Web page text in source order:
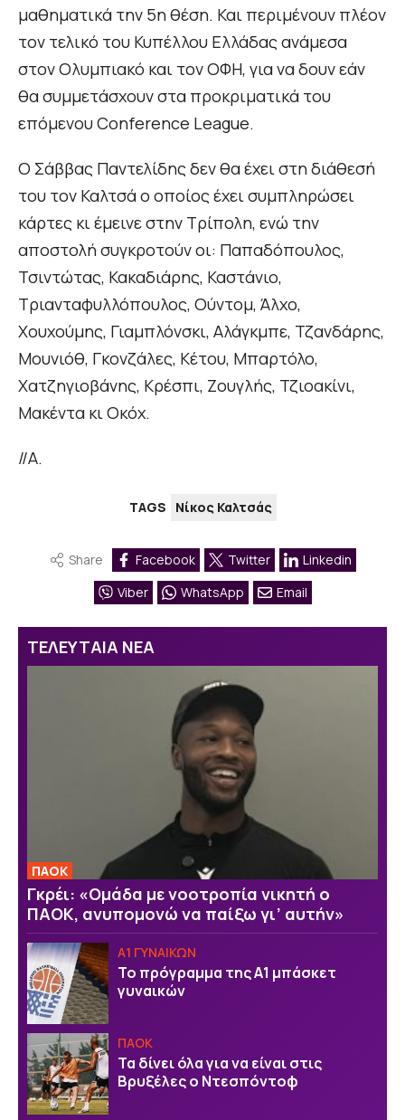
μαθηματικά την 5η θέση. Και περιμένουν πλέον
τον τελικό του Κυπέλλου Ελλάδας ανάμεσα
στον Ολυμπιακό και τον ΟΦΗ, για να δουν εάν
θα συμμετάσχουν στα προκριματικά του
επόμενου Conference League.
Ο Σάββας Παντελίδης δεν θα έχει στη διάθεσή
του τον Καλτσά ο οποίος έχει συμπληρώσει
κάρτες κι έμεινε στην Τρίπολη, ενώ την
αποστολή συγκροτούν οι: Παπαδόπουλος,
Τσιντώτας, Κακαδιάρης, Καστάνιο,
Τριανταφυλλόπουλος, Ούντομ, Άλχο,
Χουχούμης, Γιαμπλόνσκι, Αλάγκμπε, Τζανδάρης,
Μουνιόθ, Γκονζάλες, Κέτου, Μπαρτόλο,
Χατζηγιοβάνης, Κρέσπι, Ζουγλής, Τζιοακίνι,
Μακέντα κι Οκόχ.
//Α.
TAGS Νίκος Καλτσάς
Share Facebook Twitter
Linkedin
Viber
WhatsApp Email
ΤΕΛΕΥΤΑΙΑ ΝΕΑ
ΠΑΟΚ
Γκρέι: «Ομάδα με νοοτροπία νικητή ο
ΠΑΟΚ, ανυπομονώ να παίξω γι’ αυτήν»
Α1 ΓΥΝΑΙΚΩΝ
Το πρόγραμμα της Α1 μπάσκετ
γυναικών
ΠΑΟΚ
Τα δίνει όλα για να είναι στις
Βρυξέλες ο Ντεσπόντοφ